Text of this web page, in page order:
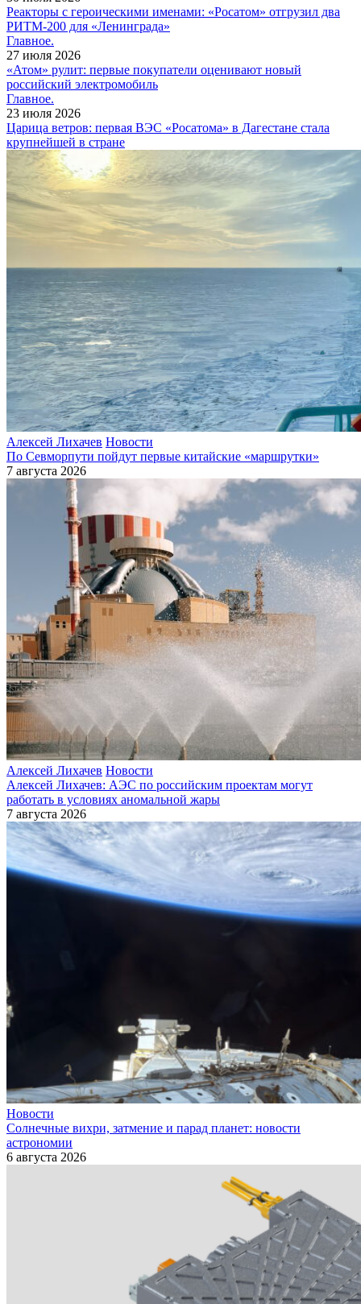
Реакторы с героическими именами: «Росатом» отгрузил два
РИТМ-200 для «Ленинграда»
Главное.
27 июля 2026
«Атом» рулит: первые покупатели оценивают новый
российский электромобиль
Главное.
23 июля 2026
Царица ветров: первая ВЭС «Росатома» в Дагестане стала
крупнейшей в стране
Алексей Лихачев Новости
По Севморпути пойдут первые китайские «маршрутки»
7 августа 2026
Алексей Лихачев Новости
Алексей Лихачев: АЭС по российским проектам могут
работать в условиях аномальной жары
7 августа 2026
Новости
Солнечные вихри, затмение и парад планет: новости
астрономии
6 августа 2026